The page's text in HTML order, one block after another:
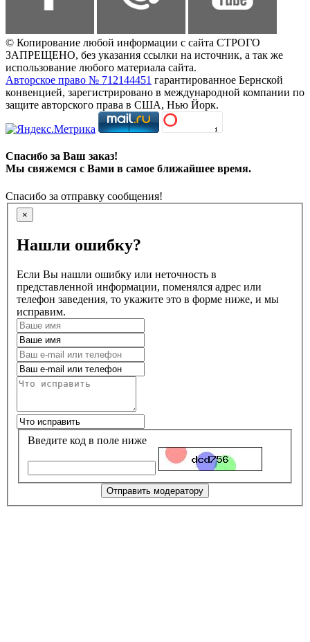
© Копирование любой информации с сайта СТРОГО
ЗАПРЕЩЕНО, без указания ссылки на источник, а так же
использование любого материала сайта.
Авторское право № 712144451 гарантированное Бернской
конвенцией, зарегистрировано в международной компании по
защите авторского права в США, Нью Йорк.
Спасибо за Ваш заказ!
Мы свяжемся с Вами в самое ближайшее время.
Спасибо за отправку сообщения!
×
Нашли ошибку?
Если Вы нашли ошибку или неточность в
представленной информации, поменялся адрес или
телефон заведения, то укажите это в форме ниже, и мы
исправим.
Введите код в поле ниже
Отправить модератору